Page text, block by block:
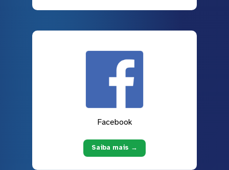
Facebook
Saiba mais →